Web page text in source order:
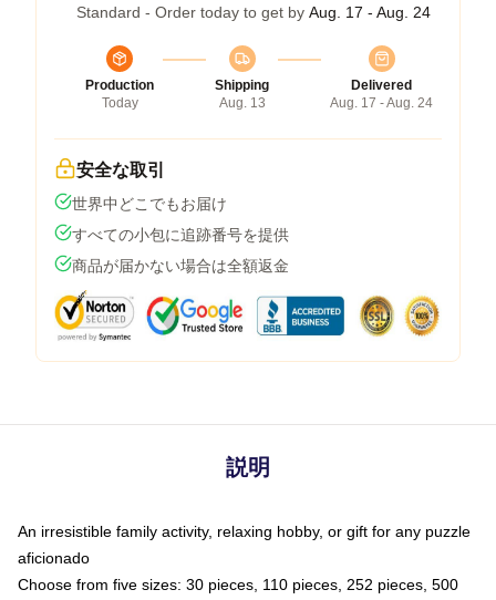
Standard - Order today to get by Aug. 17 - Aug. 24
Production
Today
Shipping
Aug. 13
Delivered
Aug. 17 - Aug. 24
安全な取引
世界中どこでもお届け
すべての小包に追跡番号を提供
商品が届かない場合は全額返金
説明
An irresistible family activity, relaxing hobby, or gift for any puzzle
aficionado
Choose from five sizes: 30 pieces, 110 pieces, 252 pieces, 500